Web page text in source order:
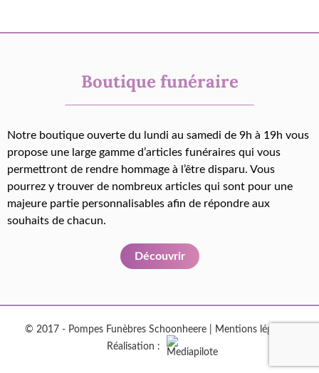
Boutique funéraire
Notre boutique ouverte du lundi au samedi de 9h à 19h vous
propose une large gamme d’articles funéraires qui vous
permettront de rendre hommage à l’être disparu. Vous
pourrez y trouver de nombreux articles qui sont pour une
majeure partie personnalisables afin de répondre aux
souhaits de chacun.
Découvrir
© 2017 - Pompes Funèbres Schoonheere | Mentions légales
Réalisation :